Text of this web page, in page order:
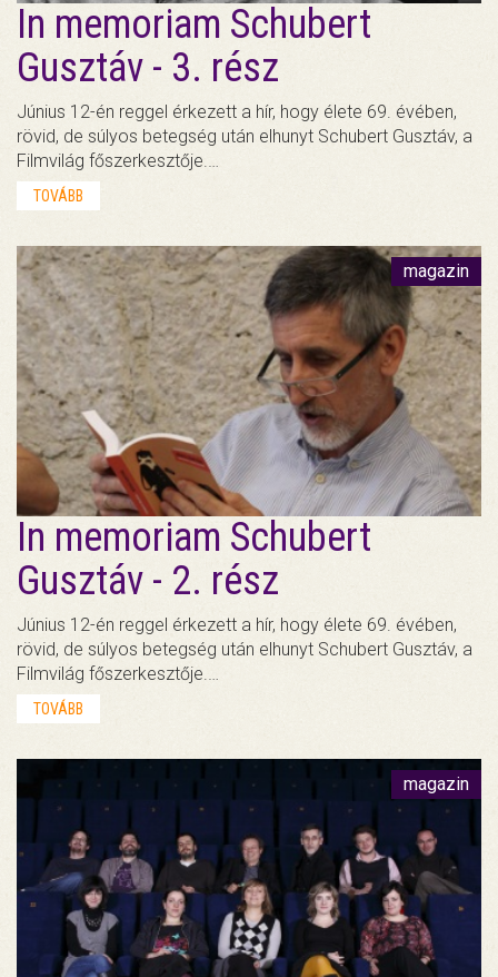
In memoriam Schubert
Gusztáv - 3. rész
Június 12-én reggel érkezett a hír, hogy élete 69. évében,
rövid, de súlyos betegség után elhunyt Schubert Gusztáv, a
Filmvilág főszerkesztője.…
TOVÁBB
magazin
In memoriam Schubert
Gusztáv - 2. rész
Június 12-én reggel érkezett a hír, hogy élete 69. évében,
rövid, de súlyos betegség után elhunyt Schubert Gusztáv, a
Filmvilág főszerkesztője.…
TOVÁBB
magazin